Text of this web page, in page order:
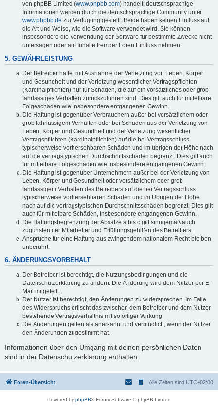
von phpBB Limited (www.phpbb.com) handelt; deutschsprachige
Informationen werden durch die deutschsprachige Community unter
www.phpbb.de zur Verfügung gestellt. Beide haben keinen Einfluss auf
die Art und Weise, wie die Software verwendet wird. Sie können
insbesondere die Verwendung der Software für bestimmte Zwecke nicht
untersagen oder auf Inhalte fremder Foren Einfluss nehmen.
5. GEWÄHRLEISTUNG
Der Betreiber haftet mit Ausnahme der Verletzung von Leben, Körper
und Gesundheit und der Verletzung wesentlicher Vertragspflichten
(Kardinalpflichten) nur für Schäden, die auf ein vorsätzliches oder grob
fahrlässiges Verhalten zurückzuführen sind. Dies gilt auch für mittelbare
Folgeschäden wie insbesondere entgangenen Gewinn.
Die Haftung ist gegenüber Verbrauchern außer bei vorsätzlichem oder
grob fahrlässigem Verhalten oder bei Schäden aus der Verletzung von
Leben, Körper und Gesundheit und der Verletzung wesentlicher
Vertragspflichten (Kardinalpflichten) auf die bei Vertragsschluss
typischerweise vorhersehbaren Schäden und im übrigen der Höhe nach
auf die vertragstypischen Durchschnittsschäden begrenzt. Dies gilt auch
für mittelbare Folgeschäden wie insbesondere entgangenen Gewinn.
Die Haftung ist gegenüber Unternehmern außer bei der Verletzung von
Leben, Körper und Gesundheit oder vorsätzlichem oder grob
fahrlässigem Verhalten des Betreibers auf die bei Vertragsschluss
typischerweise vorhersehbaren Schäden und im Übrigen der Höhe
nach auf die vertragstypischen Durchschnittsschäden begrenzt. Dies gilt
auch für mittelbare Schäden, insbesondere entgangenen Gewinn.
Die Haftungsbegrenzung der Absätze a bis c gilt sinngemäß auch
zugunsten der Mitarbeiter und Erfüllungsgehilfen des Betreibers.
Ansprüche für eine Haftung aus zwingendem nationalem Recht bleiben
unberührt.
6. ÄNDERUNGSVORBEHALT
Der Betreiber ist berechtigt, die Nutzungsbedingungen und die
Datenschutzerklärung zu ändern. Die Änderung wird dem Nutzer per E-
Mail mitgeteilt.
Der Nutzer ist berechtigt, den Änderungen zu widersprechen. Im Falle
des Widerspruchs erlischt das zwischen dem Betreiber und dem Nutzer
bestehende Vertragsverhältnis mit sofortiger Wirkung.
Die Änderungen gelten als anerkannt und verbindlich, wenn der Nutzer
den Änderungen zugestimmt hat.
Informationen über den Umgang mit deinen persönlichen Daten
sind in der Datenschutzerklärung enthalten.
Foren-Übersicht Alle Zeiten sind UTC+02:00
Powered by phpBB® Forum Software © phpBB Limited